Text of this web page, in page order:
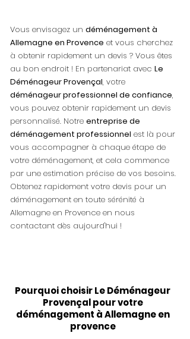
Vous envisagez un déménagement à
Allemagne en Provence et vous cherchez
à obtenir rapidement un devis ? Vous êtes
au bon endroit ! En partenariat avec Le
Déménageur Provençal, votre
déménageur professionnel de confiance,
vous pouvez obtenir rapidement un devis
personnalisé. Notre entreprise de
déménagement professionnel est là pour
vous accompagner à chaque étape de
votre déménagement, et cela commence
par une estimation précise de vos besoins.
Obtenez rapidement votre devis pour un
déménagement en toute sérénité à
Allemagne en Provence en nous
contactant dès aujourd'hui !
Pourquoi choisir Le Déménageur
Provençal pour votre
déménagement à Allemagne en
provence